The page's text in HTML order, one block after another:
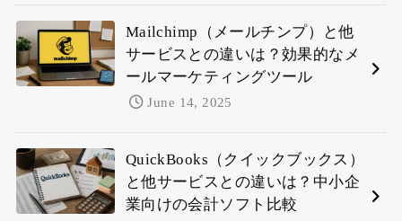
Mailchimp（メールチンプ）と他
サービスとの違いは？効果的なメ
ールマーケティングツール
June 14, 2025
QuickBooks（クイックブックス）
と他サービスとの違いは？中小企
業向けの会計ソフト比較